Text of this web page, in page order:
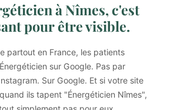
à Nîmes, c'est
pour être visible.
partout en France, les patients
sur Google. Pas par
Sur Google. Et si votre site
ils tapent "Énergéticien Nîmes",